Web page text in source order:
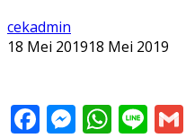
cekadmin
18 Mei 201918 Mei 2019
Facebook